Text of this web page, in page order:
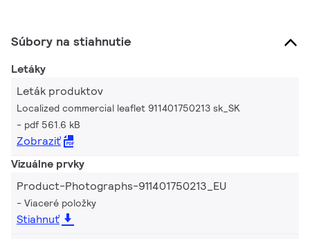
Súbory na stiahnutie
Letáky
Leták produktov
Localized commercial leaflet 911401750213 sk_SK
pdf 561.6 kB
Zobraziť
Vizuálne prvky
Product-Photographs-911401750213_EU
Viaceré položky
Stiahnuť